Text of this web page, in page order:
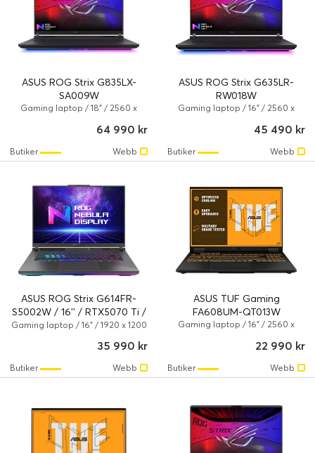
ASUS ROG Strix G835LX-
SA009W
Gaming laptop / 18" / 2560 x
275HX / 64 GB / 2 TB / NVIDIA
64 990 kr
Webb
Butiker
ASUS ROG Strix G635LR-
RW018W
Gaming laptop / 16" / 2560 x
9955HX / 32 GB / 1 TB / NVIDIA
45 490 kr
Webb
Butiker
ASUS ROG Strix G614FR-
S5002W / 16'' / RTX5070 Ti /
R9-9955HX / 32 GB / 1 TB
Gaming laptop / 16" / 1920 x 1200
GB / 1 TB / NVIDIA GeForce RTX
35 990 kr
Webb
Butiker
ASUS TUF Gaming
FA608UM-QT013W
Gaming laptop / 16" / 2560 x
TB / NVIDIA GeForce RTX 5060 /
22 990 kr
Webb
Butiker